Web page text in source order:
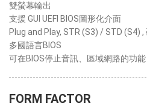
雙螢幕輸出
支援 GUI UEFI BIOS圖形化介面
Plug and Play, STR (S3) / STD (S4)
多國語言BIOS
可在BIOS停止音訊、區域網路的功能
FORM FACTOR